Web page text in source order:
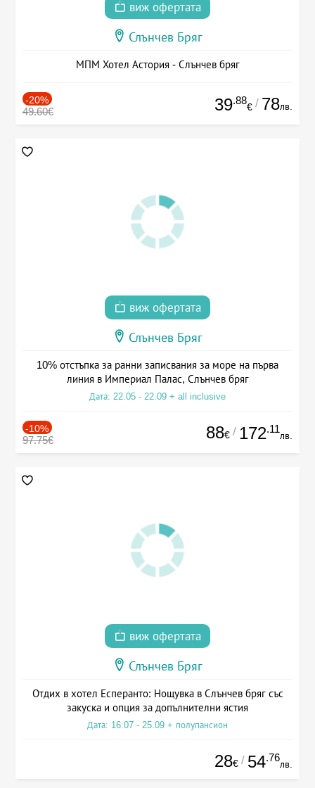
виж офертата
Слънчев Бряг
МПМ Хотел Астория - Слънчев бряг
-20%
49.60€ 39.88
€ / 78лв.
виж офертата
Слънчев Бряг
10% отстъпка за ранни записвания за море на първа
линия в Империал Палас, Слънчев бряг
Дата: 22.05 - 22.09 + all inclusive
-10%
97.75€ 88€ / 172.11
лв.
виж офертата
Слънчев Бряг
Отдих в хотел Есперанто: Нощувка в Слънчев бряг със
закуска и опция за допълнителни ястия
Дата: 16.07 - 25.09 + полупансион
28€ / 54.76
лв.